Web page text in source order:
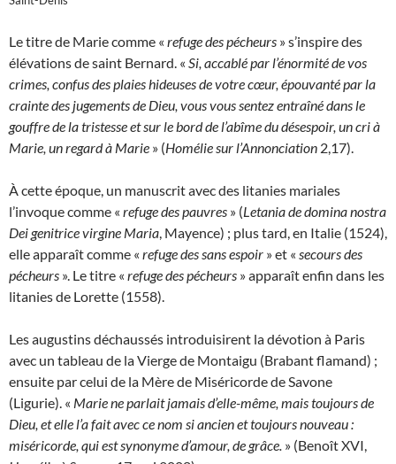
Le titre de Marie comme « refuge des pécheurs » s’inspire des
élévations de saint Bernard. « Si, accablé par l’énormité de vos
crimes, confus des plaies hideuses de votre cœur, épouvanté par la
crainte des jugements de Dieu, vous vous sentez entraîné dans le
gouffre de la tristesse et sur le bord de l’abîme du désespoir, un cri à
Marie, un regard à Marie » (Homélie sur l’Annonciation 2,17).
À cette époque, un manuscrit avec des litanies mariales
l’invoque comme « refuge des pauvres » (Letania de domina nostra
Dei genitrice virgine Maria, Mayence) ; plus tard, en Italie (1524),
elle apparaît comme « refugedes sans espoir » et « secours des
pécheurs ». Le titre « refuge des pécheurs » apparaît enfin dans les
litanies de Lorette (1558).
Les augustins déchaussés introduisirent la dévotion à Paris
avec un tableau de la Vierge de Montaigu (Brabant flamand) ;
ensuite par celui de la Mère de Miséricorde de Savone
(Ligurie). « Marie ne parlait jamais d’elle-même, mais toujours de
Dieu, et elle l’a fait avec ce nom si ancien et toujours nouveau :
miséricorde, qui est synonyme d’amour, de grâce. » (Benoît XVI,